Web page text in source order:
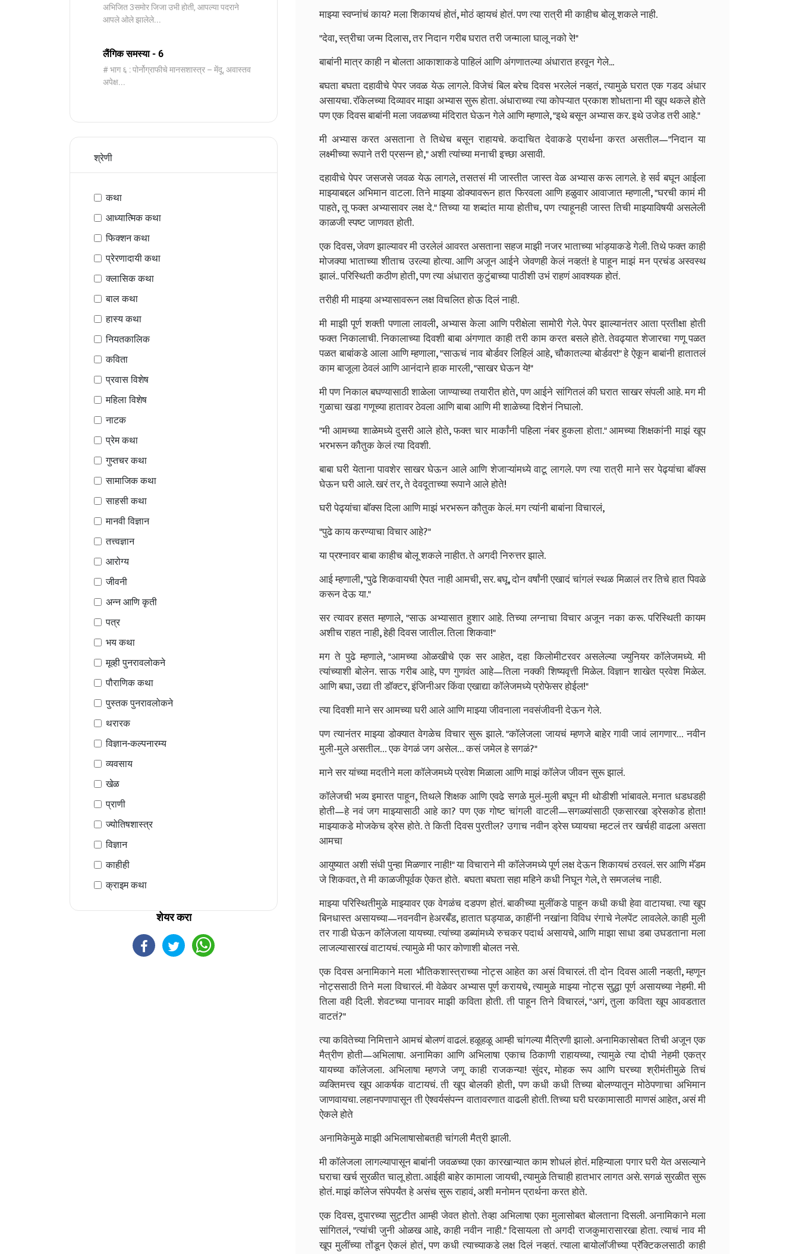
️अभिजित ️3समोर जिजा उभी होती, आपल्या पदराने
आपले ओले झालेले...
लैंगिक समस्या - 6
# भाग ६ : पोर्नोग्राफीचे मानसशास्त्र – मेंदू, अवास्तव
अपेक्ष...
श्रेणी
कथा
आध्यात्मिक कथा
फिक्शन कथा
प्रेरणादायी कथा
क्लासिक कथा
बाल कथा
हास्य कथा
नियतकालिक
कविता
प्रवास विशेष
महिला विशेष
नाटक
प्रेम कथा
गुप्तचर कथा
सामाजिक कथा
साहसी कथा
मानवी विज्ञान
तत्त्वज्ञान
आरोग्य
जीवनी
अन्न आणि कृती
पत्र
भय कथा
मूव्ही पुनरावलोकने
पौराणिक कथा
पुस्तक पुनरावलोकने
थरारक
विज्ञान-कल्पनारम्य
व्यवसाय
खेळ
प्राणी
ज्योतिषशास्त्र
विज्ञान
काहीही
क्राइम कथा
शेयर करा
माझ्या स्वप्नांचं काय? मला शिकायचं होतं, मोठं व्हायचं होतं. पण त्या रात्री मी काहीच बोलू शकले नाही.
"देवा, स्त्रीचा जन्म दिलास, तर निदान गरीब घरात तरी जन्माला घालू नको रे!"
बाबांनी मात्र काही न बोलता आकाशाकडे पाहिलं आणि अंगणातल्या अंधारात हरवून गेले...
बघता बघता दहावीचे पेपर जवळ येऊ लागले. विजेचं बिल बरेच दिवस भरलेलं नव्हतं, त्यामुळे घरात एक गडद अंधार
असायचा. रॉकेलच्या दिव्यावर माझा अभ्यास सुरू होता. अंधाराच्या त्या कोपऱ्यात प्रकाश शोधताना मी खूप थकले होते
पण एक दिवस बाबांनी मला जवळच्या मंदिरात घेऊन गेले आणि म्हणाले, "इथे बसून अभ्यास कर. इथे उजेड तरी आहे."
मी अभ्यास करत असताना ते तिथेच बसून राहायचे. कदाचित देवाकडे प्रार्थना करत असतील—"निदान या
लक्ष्मीच्या रूपाने तरी प्रसन्न हो," अशी त्यांच्या मनाची इच्छा असावी.
दहावीचे पेपर जसजसे जवळ येऊ लागले, तसतसं मी जास्तीत जास्त वेळ अभ्यास करू लागले. हे सर्व बघून आईला
माझ्याबद्दल अभिमान वाटला. तिने माझ्या डोक्यावरून हात फिरवला आणि हळुवार आवाजात म्हणाली, "घरची कामं मी
पाहते, तू फक्त अभ्यासावर लक्ष दे." तिच्या या शब्दांत माया होतीच, पण त्याहूनही जास्त तिची माझ्याविषयी असलेली
काळजी स्पष्ट जाणवत होती.
एक दिवस, जेवण झाल्यावर मी उरलेलं आवरत असताना सहज माझी नजर भाताच्या भांड्याकडे गेली. तिथे फक्त काही
मोजक्या भाताच्या शीताच उरल्या होत्या. आणि अजून आईने जेवणही केलं नव्हतं! हे पाहून माझं मन प्रचंड अस्वस्थ
झालं.. परिस्थिती कठीण होती, पण त्या अंधारात कुटुंबाच्या पाठीशी उभं राहणं आवश्यक होतं.
तरीही मी माझ्या अभ्यासावरून लक्ष विचलित होऊ दिलं नाही.
मी माझी पूर्ण शक्ती पणाला लावली, अभ्यास केला आणि परीक्षेला सामोरी गेले. पेपर झाल्यानंतर आता प्रतीक्षा होती
फक्त निकालाची.निकालाच्या दिवशी बाबा अंगणात काही तरी काम करत बसले होते. तेवढ्यात शेजारचा गणू पळत
पळत बाबांकडे आला आणि म्हणाला, "साऊचं नाव बोर्डवर लिहिलं आहे, चौकातल्या बोर्डवर!"हे ऐकून बाबांनी हातातलं
काम बाजूला ठेवलं आणि आनंदाने हाक मारली, "साखर घेऊन ये!"
मी पण निकाल बघण्यासाठी शाळेला जाण्याच्या तयारीत होते, पण आईने सांगितलं की घरात साखर संपली आहे. मग मी
गुळाचा खडा गणूच्या हातावर ठेवला आणि बाबा आणि मी शाळेच्या दिशेनं निघालो.
"मी आमच्या शाळेमध्ये दुसरी आले होते, फक्त चार मार्कांनी पहिला नंबर हुकला होता."आमच्या शिक्षकांनी माझं खूप
भरभरून कौतुक केलं त्या दिवशी.
बाबा घरी येताना पावशेर साखर घेऊन आले आणि शेजाऱ्यांमध्ये वाटू लागले.पण त्या रात्री माने सर पेढ्यांचा बॉक्स
घेऊन घरी आले. खरं तर, ते देवदूताच्या रूपाने आले होते!
घरी पेढ्यांचा बॉक्स दिला आणि माझं भरभरून कौतुक केलं. मग त्यांनी बाबांना विचारलं,
"पुढे काय करण्याचा विचार आहे?"
या प्रश्नावर बाबा काहीच बोलू शकले नाहीत. ते अगदी निरुत्तर झाले.
आई म्हणाली, "पुढे शिकवायची ऐपत नाही आमची, सर. बघू, दोन वर्षांनी एखादं चांगलं स्थळ मिळालं तर तिचे हात पिवळे
करून देऊ या."
सर त्यावर हसत म्हणाले, "साऊ अभ्यासात हुशार आहे. तिच्या लग्नाचा विचार अजून नका करू. परिस्थिती कायम
अशीच राहत नाही, हेही दिवस जातील. तिला शिकवा!"
मग ते पुढे म्हणाले, "आमच्या ओळखीचे एक सर आहेत, दहा किलोमीटरवर असलेल्या ज्युनियर कॉलेजमध्ये. मी
त्यांच्याशी बोलेन. साऊ गरीब आहे, पण गुणवंत आहे—तिला नक्की शिष्यवृत्ती मिळेल. विज्ञान शाखेत प्रवेश मिळेल.
आणि बघा, उद्या ती डॉक्टर, इंजिनीअर किंवा एखाद्या कॉलेजमध्ये प्रोफेसर होईल!"
त्या दिवशी माने सर आमच्या घरी आले आणि माझ्या जीवनाला नवसंजीवनी देऊन गेले.
पण त्यानंतर माझ्या डोक्यात वेगळेच विचार सुरू झाले."कॉलेजला जायचं म्हणजे बाहेर गावी जावं लागणार… नवीन
मुली-मुले असतील… एक वेगळं जग असेल… कसं जमेल हे सगळं?"
माने सर यांच्या मदतीने मला कॉलेजमध्ये प्रवेश मिळाला आणि माझं कॉलेज जीवन सुरू झालं.
कॉलेजची भव्य इमारत पाहून, तिथले शिक्षक आणि एवढे सगळे मुलं-मुली बघून मी थोडीशी भांबावले. मनात धडधडही
होती—हे नवं जग माझ्यासाठी आहे का? पण एक गोष्ट चांगली वाटली—सगळ्यांसाठी एकसारखा ड्रेसकोड होता!
माझ्याकडे मोजकेच ड्रेस होते. ते किती दिवस पुरतील? उगाच नवीन ड्रेस घ्यायचा म्हटलं तर खर्चही वाढला असता
आमचा
आयुष्यात अशी संधी पुन्हा मिळणार नाही!" या विचाराने मी कॉलेजमध्ये पूर्ण लक्ष देऊन शिकायचं ठरवलं. सर आणि मॅडम
जे शिकवत, ते मी काळजीपूर्वक ऐकत होते. बघता बघता सहा महिने कधी निघून गेले, ते समजलंच नाही.
माझ्या परिस्थितीमुळे माझ्यावर एक वेगळंच दडपण होतं. बाकीच्या मुलींकडे पाहून कधी कधी हेवा वाटायचा. त्या खूप
बिनधास्त असायच्या—नवनवीन हेअरबँड, हातात घड्याळ, काहींनी नखांना विविध रंगाचे नेलपेंट लावलेले. काही मुली
तर गाडी घेऊन कॉलेजला यायच्या. त्यांच्या डब्यांमध्ये रुचकर पदार्थ असायचे, आणि माझा साधा डबा उघडताना मला
लाजल्यासारखं वाटायचं. त्यामुळे मी फार कोणाशी बोलत नसे.
एक दिवस अनामिकाने मला भौतिकशास्त्राच्या नोट्स आहेत का असं विचारलं. ती दोन दिवस आली नव्हती, म्हणून
नोट्ससाठी तिने मला विचारलं. मी वेळेवर अभ्यास पूर्ण करायचे, त्यामुळे माझ्या नोट्स सुद्धा पूर्ण असायच्या नेहमी. मी
तिला वही दिली. शेवटच्या पानावर माझी कविता होती. ती पाहून तिने विचारलं, "अगं, तुला कविता खूप आवडतात
वाटतं?"
त्या कवितेच्या निमित्ताने आमचं बोलणं वाढलं. हळूहळू आम्ही चांगल्या मैत्रिणी झालो. अनामिकासोबत तिची अजून एक
मैत्रीण होती—अभिलाषा.अनामिका आणि अभिलाषा एकाच ठिकाणी राहायच्या, त्यामुळे त्या दोघी नेहमी एकत्र
यायच्या कॉलेजला.अभिलाषा म्हणजे जणू काही राजकन्या! सुंदर, मोहक रूप आणि घरच्या श्रीमंतीमुळे तिचं
व्यक्तिमत्त्व खूप आकर्षक वाटायचं. ती खूप बोलकी होती, पण कधी कधी तिच्या बोलण्यातून मोठेपणाचा अभिमान
जाणवायचा. लहानपणापासून ती ऐश्वर्यसंपन्न वातावरणात वाढली होती. तिच्या घरी घरकामासाठी माणसं आहेत, असं मी
ऐकले होते
अनामिकेमुळे माझी अभिलाषासोबतही चांगली मैत्री झाली.
मी कॉलेजला लागल्यापासून बाबांनी जवळच्या एका कारखान्यात काम शोधलं होतं. महिन्याला पगार घरी येत असल्याने
घराचा खर्च सुरळीत चालू होता. आईही बाहेर कामाला जायची, त्यामुळे तिचाही हातभार लागत असे. सगळं सुरळीत सुरू
होतं. माझं कॉलेज संपेपर्यंत हे असंच सुरू राहावं, अशी मनोमन प्रार्थना करत होते.
एक दिवस, दुपारच्या सुट्टीत आम्ही जेवत होतो. तेव्हा अभिलाषा एका मुलासोबत बोलताना दिसली.अनामिकाने मला
सांगितलं, "त्यांची जुनी ओळख आहे, काही नवीन नाही."दिसायला तो अगदी राजकुमारासारखा होता. त्याचं नाव मी
खूप मुलींच्या तोंडून ऐकलं होतं, पण कधी त्याच्याकडे लक्ष दिलं नव्हतं. त्याला बायोलॉजीच्या प्रॅक्टिकलसाठी काही